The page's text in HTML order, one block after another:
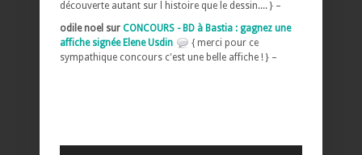
découverte autant sur l histoire que le dessin.... } –
odile noel sur CONCOURS - BD à Bastia : gagnez une
affiche signée Elene Usdin
{ merci pour ce
sympathique concours c'est une belle affiche ! } –